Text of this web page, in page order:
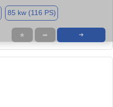
85 kw (116 PS)
★ ➦ ➜